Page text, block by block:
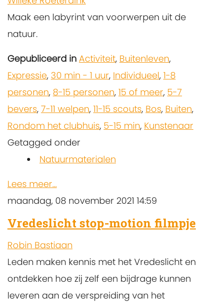
Maak een labyrint van voorwerpen uit de
natuur.
Gepubliceerd in Activiteit, Buitenleven,
Expressie, 30 min - 1 uur, Individueel, 1-8
personen, 8-15 personen, 15 of meer, 5-7
bevers, 7-11 welpen, 11-15 scouts, Bos, Buiten,
Rondom het clubhuis, 5-15 min, Kunstenaar
Getagged onder
Natuurmaterialen
Lees meer...
maandag, 08 november 2021 14:59
Vredeslicht stop-motion filmpje
Robin Bastiaan
Leden maken kennis met het Vredeslicht en
ontdekken hoe zij zelf een bijdrage kunnen
leveren aan de verspreiding van het